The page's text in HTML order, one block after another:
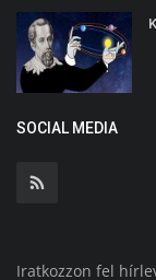
SOCIAL MEDIA
Iratkozzon fel